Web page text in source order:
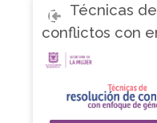
Técnicas
conflictos con